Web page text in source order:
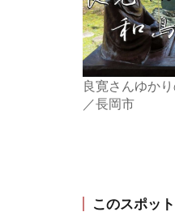
良寛さんゆか
／長岡市
このスポッ